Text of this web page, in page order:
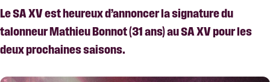
Le SA XV est heureux d’annoncer la signature du
talonneur Mathieu Bonnot (31 ans) au SA XV pour les
deux prochaines saisons.